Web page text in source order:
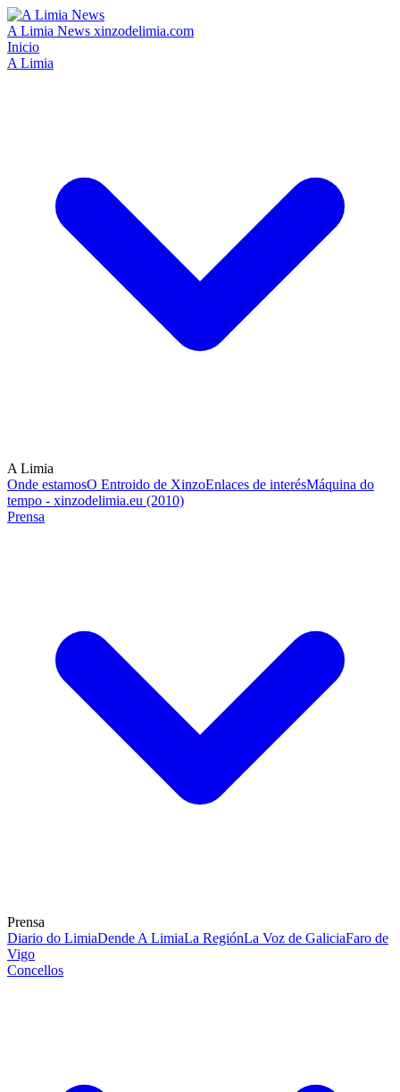
A Limia News xinzodelimia.com
Inicio
A Limia
A Limia
Onde estamosO Entroido de XinzoEnlaces de interésMáquina do
tempo - xinzodelimia.eu (2010)
Prensa
Prensa
Diario do LimiaDende A LimiaLa RegiónLa Voz de GaliciaFaro de
Vigo
Concellos